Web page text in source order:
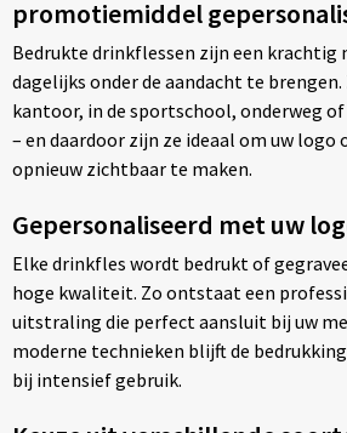
promotiemiddel
Bedrukte drinkflessen zijn een krachtig
dagelijks onder de aandacht te
kantoor, in de sportschool, onderweg
– en daardoor zijn ze ideaal om uw logo
opnieuw zichtbaar te maken.
Gepersonaliseerd met uw
Elke drinkfles wordt bedrukt of
hoge kwaliteit. Zo ontstaat een
uitstraling die perfect aansluit bij uw
moderne technieken blijft de
bij intensief gebruik.